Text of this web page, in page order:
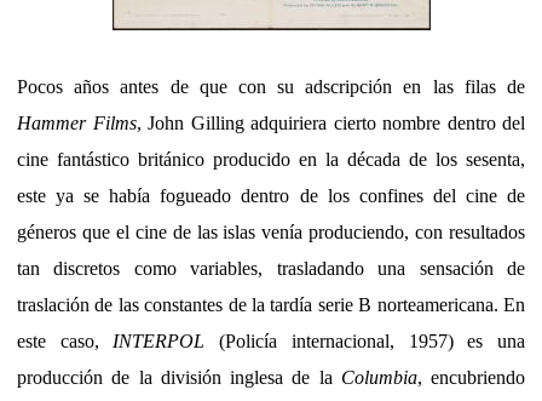
Pocos años antes de que con su adscripción en las filas de
Hammer Films, John Gilling adquiriera cierto nombre dentro del
cine fantástico británico producido en la década de los sesenta,
este ya se había fogueado dentro de los confines del cine de
géneros que el cine de las islas venía produciendo, con resultados
tan discretos como variables, trasladando una sensación de
traslación de las constantes de la tardía serie B norteamericana. En
este caso, INTERPOL (Policía internacional, 1957) es una
producción de la división inglesa de la Columbia, encubriendo